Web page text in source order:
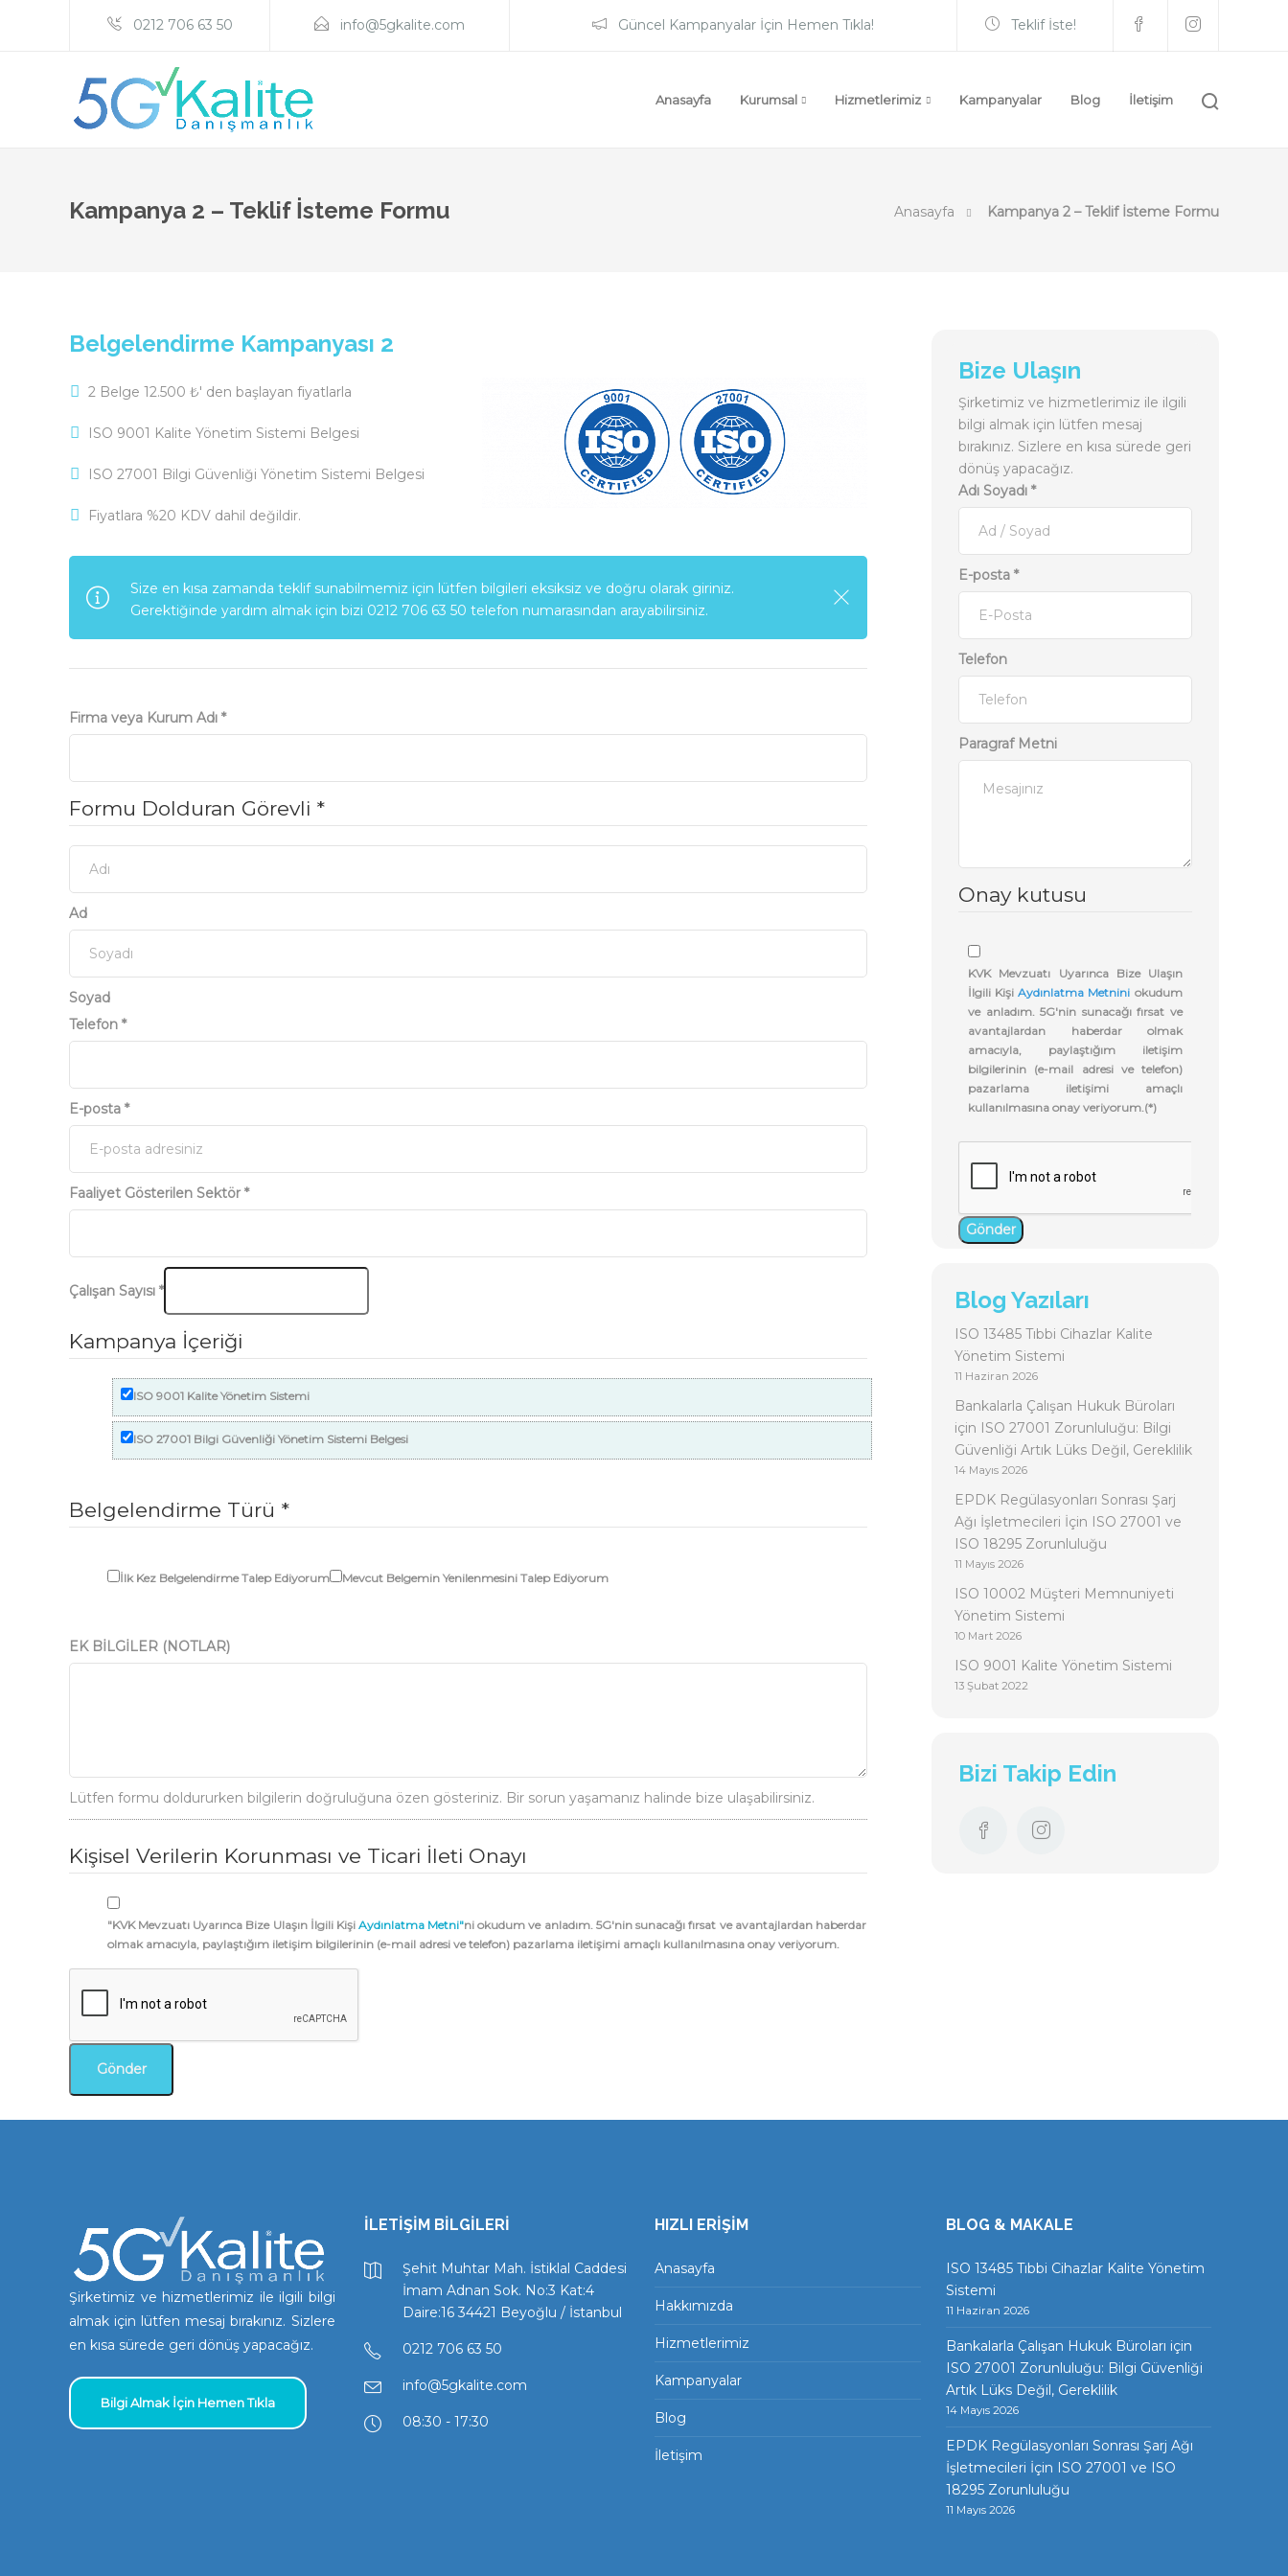
0212 706 63 50 info@5gkalite.com Güncel Kampanyalar İçin Hemen Tıkla! Teklif İste!
Anasayfa Kurumsal Hizmetlerimiz Kampanyalar Blog İletişim
Kampanya 2 – Teklif İsteme Formu Anasayfa Kampanya 2 – Teklif İsteme Formu
Belgelendirme Kampanyası 2
2 Belge 12.500 ₺' den başlayan fiyatlarla
ISO 9001 Kalite Yönetim Sistemi Belgesi
ISO 27001 Bilgi Güvenliği Yönetim Sistemi Belgesi
Fiyatlara %20 KDV dahil değildir.
Size en kısa zamanda teklif sunabilmemiz için lütfen bilgileri eksiksiz ve doğru olarak giriniz.
Gerektiğinde yardım almak için bizi 0212 706 63 50 telefon numarasından arayabilirsiniz.
Firma veya Kurum Adı *
Formu Dolduran Görevli *
Ad
Soyad
Telefon *
E-posta *
Faaliyet Gösterilen Sektör*
Çalışan Sayısı *
Kampanya İçeriği
ISO 9001 Kalite Yönetim Sistemi
ISO 27001 Bilgi Güvenliği Yönetim Sistemi Belgesi
Belgelendirme Türü *
İlk Kez Belgelendirme Talep Ediyorum Mevcut Belgemin Yenilenmesini Talep Ediyorum
EK BİLGİLER (NOTLAR)
Lütfen formu doldururken bilgilerin doğruluğuna özen gösteriniz. Bir sorun yaşamanız halinde bize ulaşabilirsiniz.
Kişisel Verilerin Korunması ve Ticari İleti Onayı
"KVK Mevzuatı Uyarınca Bize Ulaşın İlgili Kişi Aydınlatma Metni"ni okudum ve anladım. 5G'nin sunacağı fırsat ve avantajlardan haberdar
olmak amacıyla, paylaştığım iletişim bilgilerinin (e-mail adresi ve telefon) pazarlama iletişimi amaçlı kullanılmasına onay veriyorum.
Gönder
Bize Ulaşın
Şirketimiz ve hizmetlerimiz ile ilgili
bilgi almak için lütfen mesaj
bırakınız. Sizlere en kısa sürede geri
dönüş yapacağız.
Adı Soyadı *
E-posta *
Telefon
Paragraf Metni
Onay kutusu
KVK Mevzuatı Uyarınca Bize Ulaşın
İlgili Kişi Aydınlatma Metnini okudum
ve anladım. 5G'nin sunacağı fırsat ve
avantajlardan haberdar olmak
amacıyla, paylaştığım iletişim
bilgilerinin (e-mail adresi ve telefon)
pazarlama iletişimi amaçlı
kullanılmasına onay veriyorum.(*)
Gönder
Blog Yazıları
ISO 13485 Tıbbi Cihazlar Kalite
Yönetim Sistemi
11 Haziran 2026
Bankalarla Çalışan Hukuk Büroları
için ISO 27001 Zorunluluğu: Bilgi
Güvenliği Artık Lüks Değil, Gereklilik
14 Mayıs 2026
EPDK Regülasyonları Sonrası Şarj
Ağı İşletmecileri İçin ISO 27001 ve
ISO 18295 Zorunluluğu
11 Mayıs 2026
ISO 10002 Müşteri Memnuniyeti
Yönetim Sistemi
10 Mart 2026
ISO 9001 Kalite Yönetim Sistemi
13 Şubat 2022
Bizi Takip Edin
Şirketimiz ve hizmetlerimiz ile ilgili bilgi
almak için lütfen mesaj bırakınız. Sizlere
en kısa sürede geri dönüş yapacağız.
Bilgi Almak İçin Hemen Tıkla
İLETİŞİM BİLGİLERİ
Şehit Muhtar Mah. İstiklal Caddesi
İmam Adnan Sok. No:3 Kat:4
Daire:16 34421 Beyoğlu / İstanbul
0212 706 63 50
info@5gkalite.com
08:30 - 17:30
HIZLI ERİŞİM
Anasayfa
Hakkımızda
Hizmetlerimiz
Kampanyalar
Blog
İletişim
BLOG & MAKALE
ISO 13485 Tıbbi Cihazlar Kalite Yönetim
Sistemi
11 Haziran 2026
Bankalarla Çalışan Hukuk Büroları için
ISO 27001 Zorunluluğu: Bilgi Güvenliği
Artık Lüks Değil, Gereklilik
14 Mayıs 2026
EPDK Regülasyonları Sonrası Şarj Ağı
İşletmecileri İçin ISO 27001 ve ISO
18295 Zorunluluğu
11 Mayıs 2026